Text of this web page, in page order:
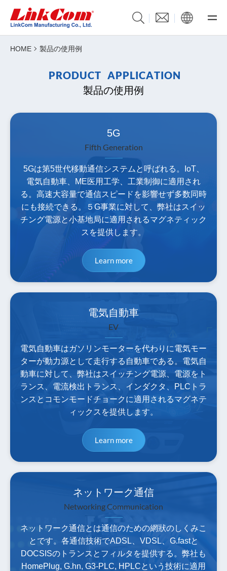
HOME 製品の使用例
P RO D UCT A P P L ICAT IO N
製品の使用例
5G
Fifth Generation
5Gは第5世代移動通信システムと呼ばれる。IoT、
電気自動車、ME医用工学、工業制御に適用され
る。高速大容量で通信スピードを影響せず多数同時
にも接続できる。５G事業に対して、弊社はスイッ
チング電源と小基地局に適用されるマグネティック
スを提供します。
Learn more
電気自動車
EV
電気自動車はガソリンモーターを代わりに電気モー
ターが動力源として走行する自動車である。電気自
動車に対して、弊社はスイッチング電源、電源をト
ランス、電流検出トランス、インダクタ、PLCトラ
ンスとコモンモードチョークに適用されるマグネテ
ィックスを提供します。
Learn more
ネットワーク通信
Networking Communication
ネットワーク通信とは通信のための網狀のしくみこ
とです。各通信技術でADSL、VDSL、G.fastと
DOCSISのトランスとフィルタを提供する。弊社も
HomePlug, G.hn, G3-PLC, HPLCという技術に適用